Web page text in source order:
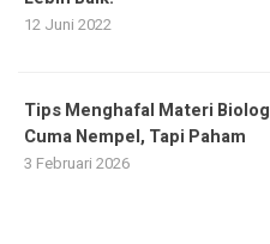
12 Juni 2022
Tips Menghafal Materi
Cuma Nempel, Tapi Paham
3 Februari 2026